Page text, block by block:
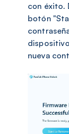
con éxito.
botón
nueva